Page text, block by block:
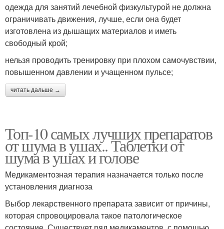
одежда для занятий лечебной физкультурой не должна
ограничивать движения, лучше, если она будет
изготовлена из дышащих материалов и иметь
свободный крой;
нельзя проводить тренировку при плохом самочувствии,
повышенном давлении и учащенном пульсе;
читать дальше →
Топ-10 самых лучших препаратов
от шума в ушах.. Таблетки от
шума в ушах и голове
Медикаментозная терапия назначается только после
установления диагноза
Выбор лекарственного препарата зависит от причины,
которая спровоцировала такое патологическое